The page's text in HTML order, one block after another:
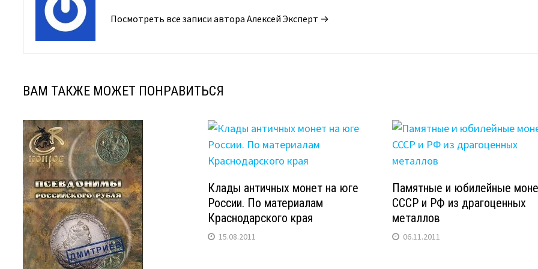
Посмотреть все записи автора Алексей Эксперт →
ВАМ ТАКЖЕ МОЖЕТ ПОНРАВИТЬСЯ
Клады античных монет на юге
России. По материалам
Краснодарского края
15.08.2011
Памятные и юбилейные
СССР и РФ из драгоценных
металлов
06.11.2011